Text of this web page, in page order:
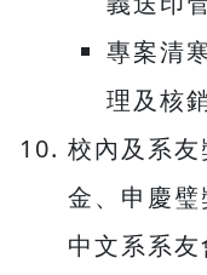
專案清
理及核
校內及系
金、申慶璧
中文系系